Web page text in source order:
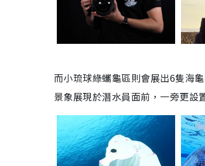
而小琉球綠蠵龜區則會展出6隻海
景象展現於潛水員面前，一旁更設